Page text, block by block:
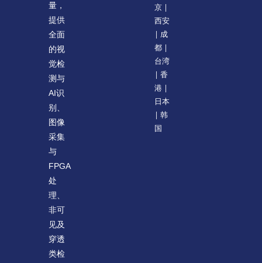
量，
提供
全面
的视
觉检
测与
AI识
别、
图像
采集
与
FPGA
处
理、
非可
见及
穿透
类检
京 |
西安
| 成
都 |
台湾
| 香
港 |
日本
| 韩
国